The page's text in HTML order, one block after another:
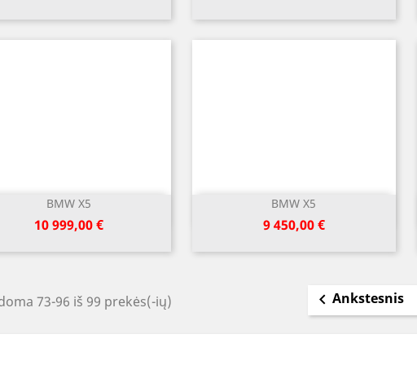
BMW X5
Kaina
10 999,00 €
Greita peržiūra
BMW X5
Kaina
9 450,00 €
Greita peržiūra
73-96 iš 99 prekės(-ių)  Ankstesnis